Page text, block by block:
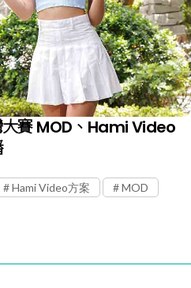
賽 MOD、Hami Video
Hami Video方案
MOD